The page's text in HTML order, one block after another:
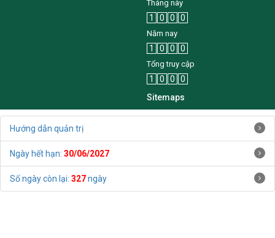
hoatuoithienhuong.net
Tháng này
1 0 0 0
Năm nay
1 0 0 0
Tổng truy cập
1 0 0 0
Sitemaps
Hướng dẫn quản trị
Ngày hết hạn:
Số ngày còn lại: ngày